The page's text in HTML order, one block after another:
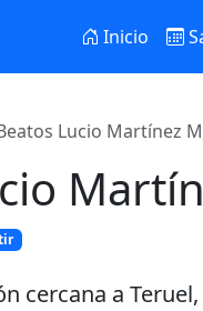
Inicio
Lucio Martínez
cercana a